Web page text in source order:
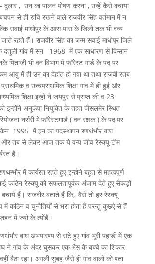
– दुलार , उन का पालन पोषण करना , उन्हें कैसे बचाया
से ही रुचि रखने वाले राजवीर सिंह वर्तमान में न
सवाई माधोपुर के आस पास के जिलों तक भी वन्य
रहते हैं। राजवीर सिंह का जन्म सवाई माधोपुर जिले
दतुली गांव में सन 1968 में एक साधारण से किसान
पिताजी भी वन विभाग में फॉरेस्ट गार्ड के पद पर
आयु में ही उन का देहांत हो गया था तथा राजवी रतब
व उच्चप्राथमिक शिक्षा गांव में ही हुई और
शिक्षा इन्हों ने जयपुर से प्राप्त की व 23
अनुकंपा नियुक्ति के तहत जैसलमेर स्थित
नर्सरी में फॉरेस्टगार्ड ( वन रक्षक ) के पद पर
1995 में इन का पदस्थापन रणथंभौर बाघ
और तब से लेकर आज तक ये वन्य जीव रेस्क्यू टीम
हैं।
में कार्यरत रहते हुए इन्होने बहुत से महत्वपूर्ण
कठिन रेस्क्यू को सफलतापूर्वक अंजाम देते हुए सैकड़ों
बचाये हैं। राजवीर बताते हैं कि, वैसे तो हर रेस्क्यू
व चुनौतियों से भरा होता हैं परन्तु कुछऐ से हैं
में ज्यों के त्योंहैं।
बाघ अभयारण्य से सटे हुए गांव भूरी पहाड़ी में एक
ने गांव के अंदर घुसकर एक भैस के बच्चे का शिकार
बैठा रहा। अगली सुबह जैसे ही गांव वालों को पता